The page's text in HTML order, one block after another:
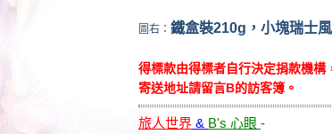
圖右： 鐵盒裝210g，小塊瑞士
得標款由得標者自行決定捐款機構
寄送地址請留言B的訪客簿。
旅人世界 & B's 心眼 -